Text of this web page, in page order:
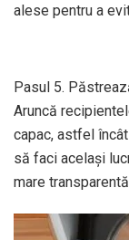
alese pentru a
Pasul 5.
Aruncă
capac, astfel
să faci acelaşi
mare